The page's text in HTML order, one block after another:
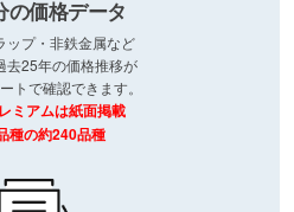
の価格データ
ップ・非鉄金属など
去25年の価格推移が
トで確認できます。
ミアムは紙面掲載
種の約240品種